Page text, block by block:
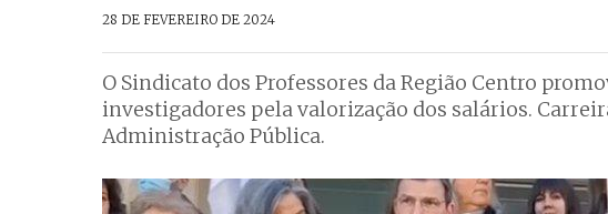
28 DE FEVEREIRO DE 2024
O Sindicato dos Professores da Região Centro
investigadores pela valorização dos salários.
Administração Pública.